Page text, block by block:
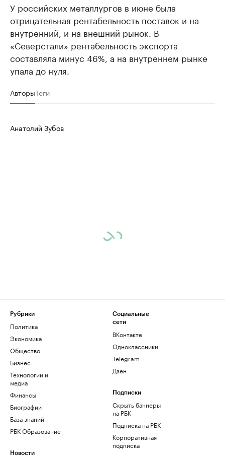
У российских металлургов в июне была
отрицательная рентабельность поставок и на
внутренний, и на внешний рынок. В
«Северстали» рентабельность экспорта
составляла минус 46%, а на внутреннем рынке
упала до нуля.
АвторыТеги
Анатолий Зубов
Рубрики
Политика
Экономика
Общество
Бизнес
Технологии и
медиа
Финансы
Биографии
База знаний
РБК Образование
Новости
Социальные
сети
ВКонтакте
Одноклассники
Telegram
Дзен
Подписки
Скрыть баннеры
на РБК
Подписка на РБК
Корпоративная
подписка